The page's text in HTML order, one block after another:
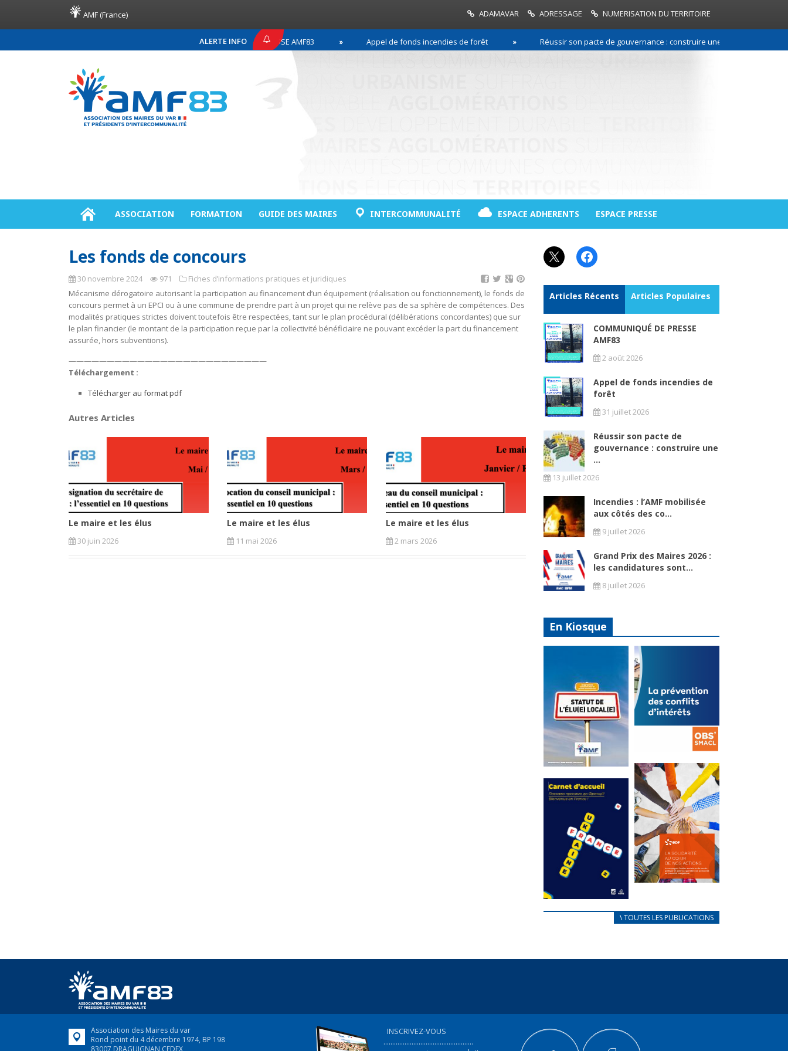
AMF (France) ADAMAVAR ADRESSAGE NUMERISATION DU TERRITOIRE
ALERTE INFO
COMMUNIQUÉ DE PRESSE AMF83 Appel de fonds incendies de forêt Réussir son pacte de gouvernance : construire une relation de
ASSOCIATION FORMATION GUIDE DES MAIRES INTERCOMMUNALITÉ ESPACE ADHERENTS ESPACE PRESSE
Les fonds de concours
30 novembre 2024 971
Fiches d’informations pratiques et juridiques
Mécanisme dérogatoire autorisant la participation au financement d’un équipement (réalisation ou fonctionnement), le fonds de
concours permet à un EPCI ou à une commune de prendre part à un projet qui ne relève pas de sa sphère de compétences. Des
modalités pratiques strictes doivent toutefois être respectées, tant sur le plan procédural (délibérations concordantes) que sur
le plan financier (le montant de la participation reçue par la collectivité bénéficiaire ne pouvant excéder la part du financement
assurée, hors subventions).
——————————————————————————
Téléchargement :
Télécharger au format pdf
Autres Articles
Le maire et les élus
30 juin 2026
Le maire et les élus
11 mai 2026
Le maire et les élus
2 mars 2026
X Facebook
Articles Récents Articles Populaires
COMMUNIQUÉ DE PRESSE
AMF83
2 août 2026
Appel de fonds incendies de
forêt
31 juillet 2026
Réussir son pacte de
gouvernance : construire une
...
13 juillet 2026
Incendies : l’AMF mobilisée
aux côtés des co...
9 juillet 2026
Grand Prix des Maires 2026 :
les candidatures sont...
8 juillet 2026
En Kiosque
Statut de
l’élu local
Mise à jour avril
2024
FEUILLETER
La
prévention
des conflits
d’intérêts
18 septembre 2023
FEUILLETER
au coeur de
nos actions
en France,...
FEUILLETER
\ TOUTES LES PUBLICATIONS
Association des Maires du var
Rond point du 4 décembre 1974, BP 198
83007 DRAGUIGNAN CEDEX
INSCRIVEZ-VOUS
...................................................